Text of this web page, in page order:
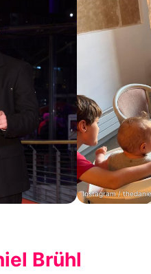
Instagram /
Brühl